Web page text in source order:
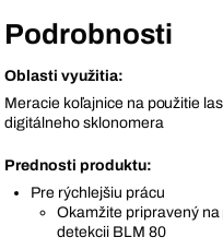
Podrobnosti
Oblasti využitia:
Meracie koľajnice na použitie
digitálneho sklonomera
Prednosti produktu:
Pre rýchlejšiu prácu
Okamžite pripravený
detekcii BLM 80